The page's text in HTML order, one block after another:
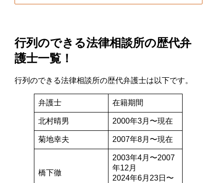
行列のできる法律相談所の歴代弁
護士一覧！
行列のできる法律相談所の歴代弁護士は以下です。
弁護士 在籍期間
北村晴男 2000年3月〜現在
菊地幸夫 2007年8月〜現在
橋下徹
2003年4月〜2007
年12月
2024年6月23日〜